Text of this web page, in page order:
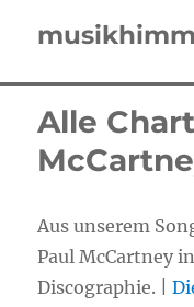
Alle
Aus unserem
Paul McCartney
Discographie. |